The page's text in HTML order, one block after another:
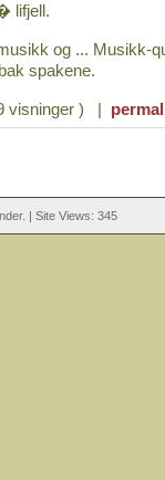
lifjell.
og ... Musikk-
spakene.
visninger ) |
| Site Views: 345